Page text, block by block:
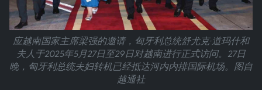
应越南国家主席梁强的邀请，匈牙利总统舒尤克·道玛什和
夫人于2025年5月27日至29日对越南进行正式访问。27日
晚，匈牙利总统夫妇转机已经抵达河内内排国际机场。图自
越通社